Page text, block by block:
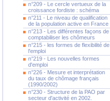
n°209 - Le cercle vertueux de la
croissance fordiste : schéma
n°211 - Le niveau de qualification
de la population active en France
n°213 - Les différentes façons de
comptabiliser les chômeurs
n°215 - les formes de flexibilité de
l'emploi
n°219 - Les nouvelles formes
d'emploi
n°226 - Mesure et interprétation
du taux de chômage français
(1990/2002)
n°230 - Structure de la PAO par
secteur d'activité en 2002.